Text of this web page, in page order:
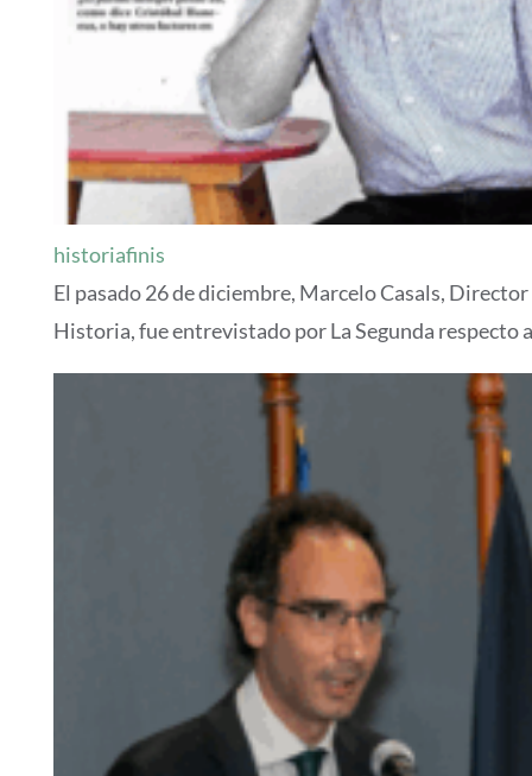
historiafinis
El pasado 26 de diciembre, Marcelo Casals,
Historia, fue entrevistado por La Segunda respecto